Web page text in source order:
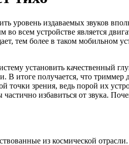
издаваемых звуков
устройстве является
тем более в таком мобильном
установить качественный
В итоге получается, что
зрения, ведь порой их
избавиться от звука.
из космической